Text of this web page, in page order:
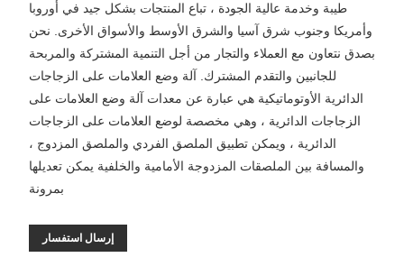
طيبة وخدمة عالية الجودة ، تباع المنتجات بشكل جيد في أوروبا
وأمريكا وجنوب شرق آسيا والشرق الأوسط والأسواق الأخرى. نحن
بصدق نتعاون مع العملاء والتجار من أجل التنمية المشتركة والمربحة
للجانبين والتقدم المشترك. آلة وضع العلامات على الزجاجات
الدائرية الأوتوماتيكية هي عبارة عن معدات آلة وضع العلامات على
الزجاجات الدائرية ، وهي مخصصة لوضع العلامات على الزجاجات
الدائرية ، ويمكن تطبيق الملصق الفردي والملصق المزدوج ،
والمسافة بين الملصقات المزدوجة الأمامية والخلفية يمكن تعديلها
بمرونة
إرسال استفسار